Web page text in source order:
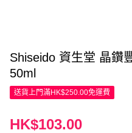
Shiseido 資生堂 晶鑽
50ml
送貨上門滿HK$250.00免運費
HK$103.00